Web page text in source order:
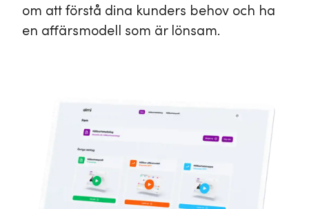
om att förstå dina kunders behov och ha
en affärsmodell som är lönsam.